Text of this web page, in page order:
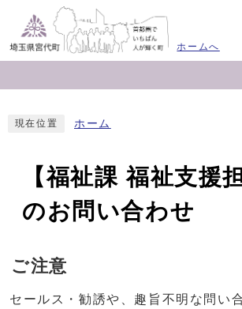
ホームへ
現在位置 ホーム
【福祉課 福祉支援
のお問い合わせ
ご注意
セールス・勧誘や、趣旨不明な問い